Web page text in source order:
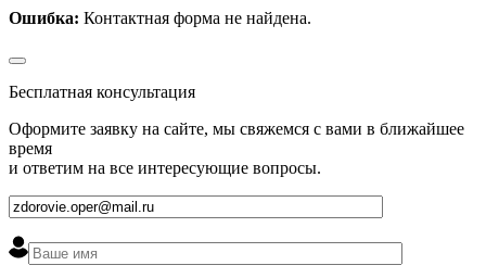
Ошибка: Контактная форма не найдена.
Бесплатная консультация
Оформите заявку на сайте, мы свяжемся с вами в ближайшее
время
и ответим на все интересующие вопросы.